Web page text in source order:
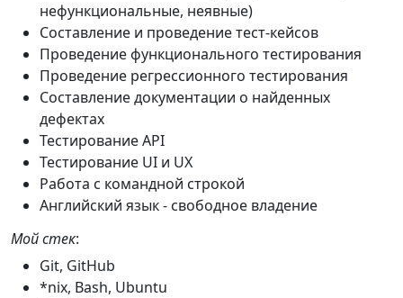
нефункциональные, неявные)
Составление и проведение тест-кейсов
Проведение функционального тестирования
Проведение регрессионного тестирования
Составление документации о найденных
дефектах
Тестирование API
Тестирование UI и UX
Работа с командной строкой
Английский язык - свободное владение
Мой стек:
Git, GitHub
*nix, Bash, Ubuntu